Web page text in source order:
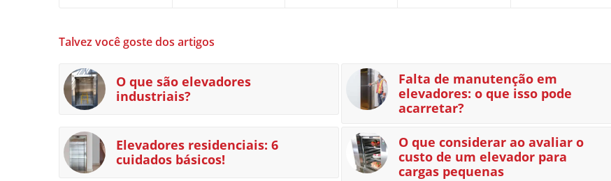
Talvez você goste dos artigos
O que são elevadores
industriais?
Falta de manutenção em
elevadores: o que isso pode
acarretar?
Elevadores residenciais: 6
cuidados básicos!
O que considerar ao avaliar o
custo de um elevador para
cargas pequenas